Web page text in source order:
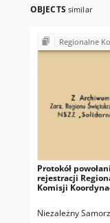
OBJECTS similar
Regionalne Komisje Koordynacyjne
Protokół
rejestracji
Komisji
Spółdzielczości
[Regionu
Niezależny